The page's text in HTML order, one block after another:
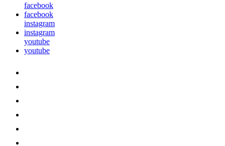
facebook
facebook
instagram
instagram
youtube
youtube